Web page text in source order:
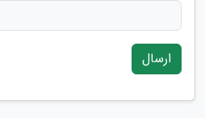
ارسال